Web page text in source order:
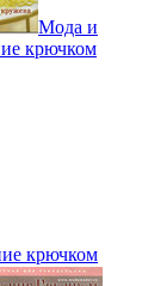
Мода и
крючком
крючком